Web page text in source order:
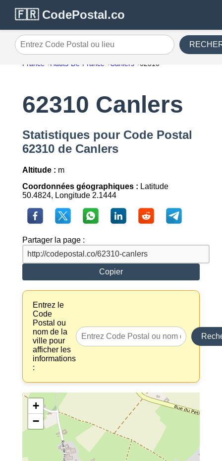
🇫🇷 CodePostal.co
Entrez Code Postal ou lieu
France Hauts-De-France Canlers 62310
62310 Canlers
Statistiques pour Code Postal
62310 de Canlers
Altitude : m
Coordonnées géographiques : Latitude
50.4824, Longitude 2.1444
Partager la page :
Copier
Entrez le
Code
Postal ou
nom de la
ville pour
afficher les
informations
:
+
−